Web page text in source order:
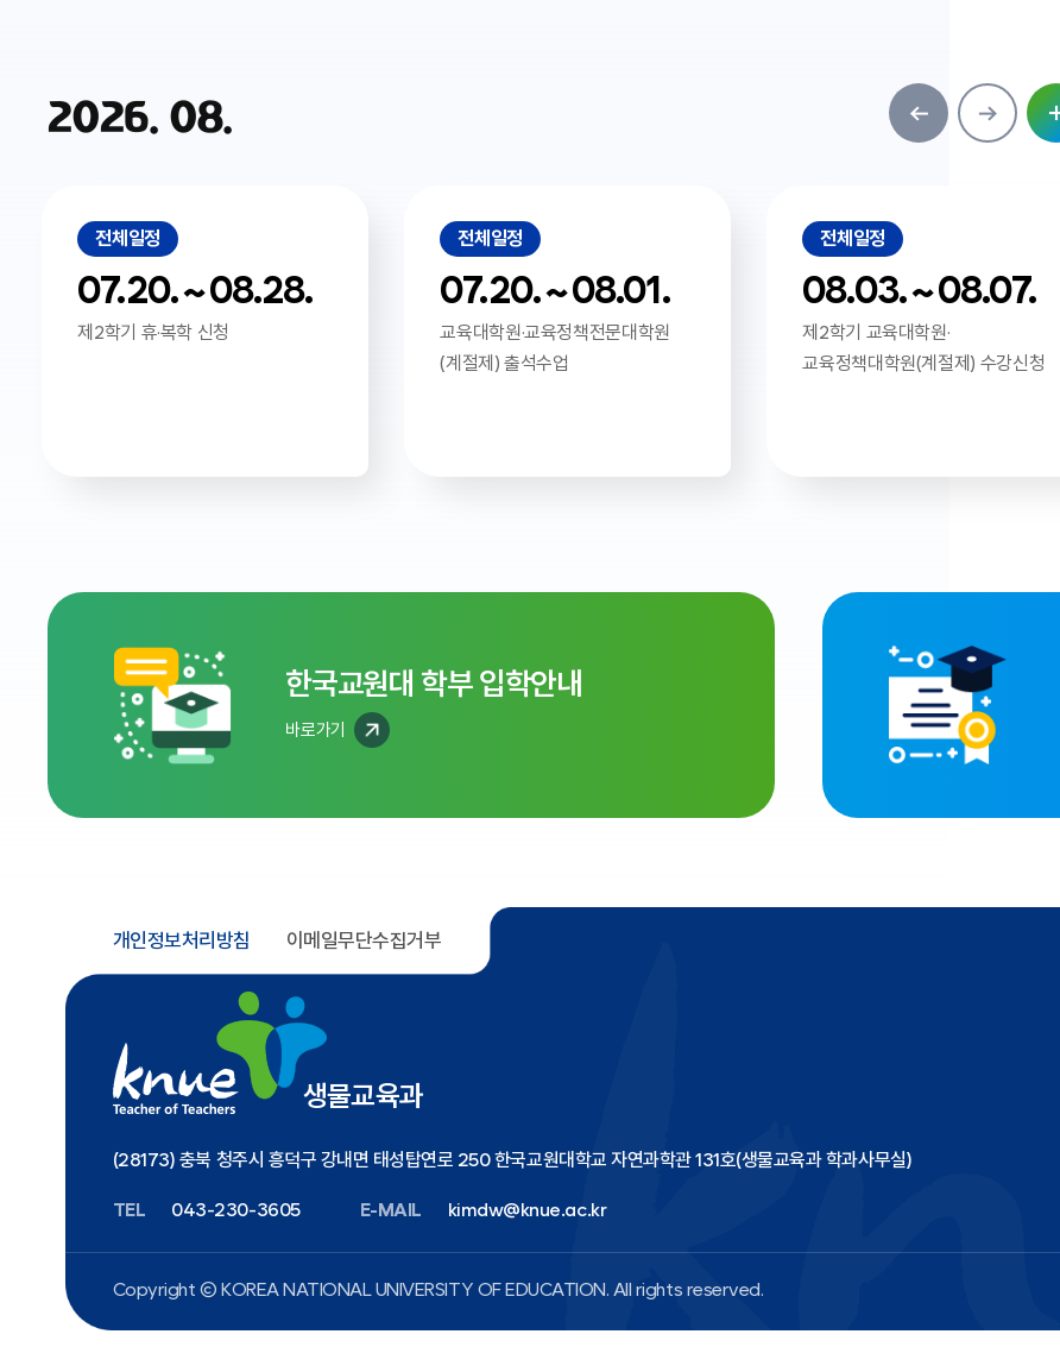
2026. 08.
전체일정
07.20. ~ 08.28.
제2학기 휴·복학 신청
전체일정
07.20. ~ 08.01.
교육대학원·교육정책전문대학원
(계절제) 출석수업
전체일정
08.03. ~ 08.07.
제2학기 교육대학원·
교육정책대학원(계절제) 수강신청
한국교원대 학부 입학안내
바로가기
개인정보처리방침 이메일무단수집거부
생물교육과
(28173) 충북 청주시 흥덕구 강내면 태성탑연로 250 한국교원대학교 자연과학관 131호(생물교육과 학과사무실)
TEL 043-230-3605 E-MAIL kimdw@knue.ac.kr
Copyright ⓒ KOREA NATIONAL UNIVERSITY OF EDUCATION. All rights reserved.